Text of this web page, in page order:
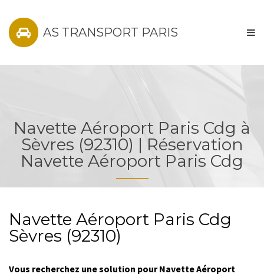
AS TRANSPORT PARIS
Navette Aéroport Paris Cdg à
Sèvres (92310) | Réservation
Navette Aéroport Paris Cdg
Navette Aéroport Paris Cdg
Sèvres (92310)
Vous recherchez une solution pour Navette Aéroport